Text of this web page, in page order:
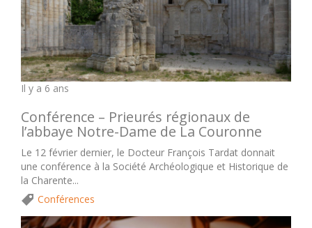
Il y a 6 ans
Conférence – Prieurés régionaux de
l’abbaye Notre-Dame de La Couronne
Le 12 février dernier, le Docteur François Tardat donnait
une conférence à la Société Archéologique et Historique de
la Charente...
Conférences